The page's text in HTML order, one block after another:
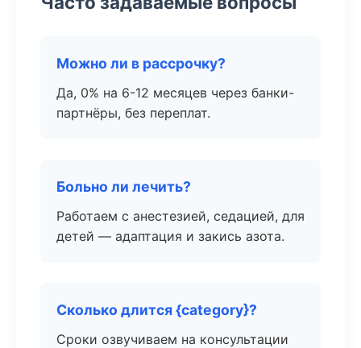
Можно ли в рассрочку?
Да, 0% на 6-12 месяцев через банки-
партнёры, без переплат.
Больно ли лечить?
Работаем с анестезией, седацией, для
детей — адаптация и закись азота.
Сколько длится {category}?
Сроки озвучиваем на консультации